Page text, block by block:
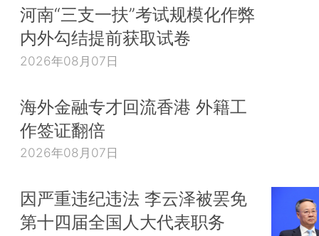
河南“三支一扶”考试规模化作弊
内外勾结提前获取试卷
2026年08月07日
海外金融专才回流香港 外籍工
作签证翻倍
2026年08月07日
因严重违纪违法 李云泽被罢免
第十四届全国人大代表职务